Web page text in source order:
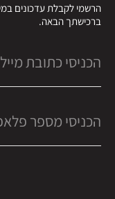
ברכישתך הבאה.